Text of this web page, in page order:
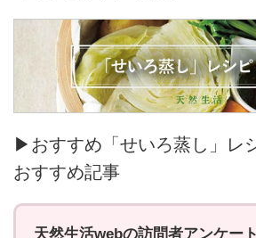
▶おすすめ「せいろ蒸し」レ
おすすめ記事